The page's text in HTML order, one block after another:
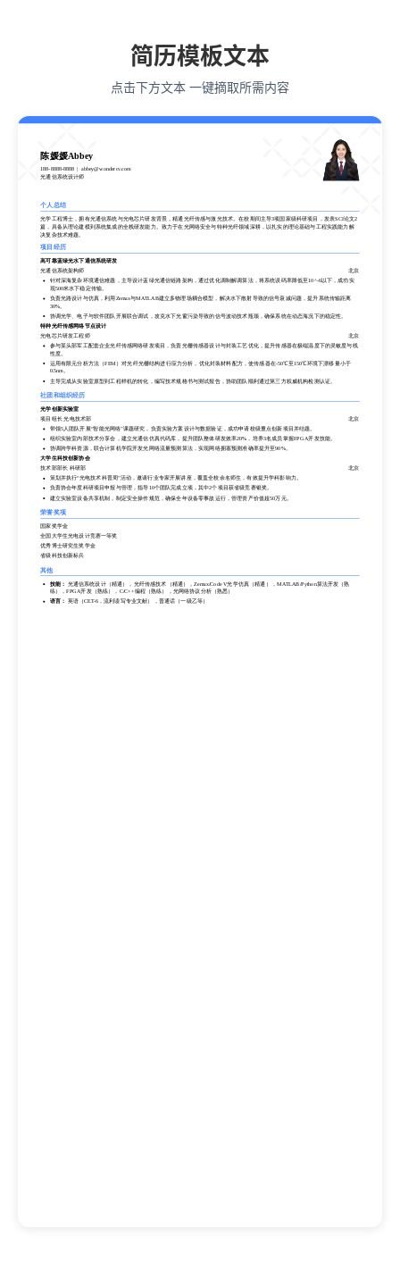
简历模板文本
点击下方文本 一键摘取所需内容
陈媛媛Abbey
188-8888-8888 abbey@wondercv.com
光通信系统设计师
个人总结
光学工程博士，拥有光通信系统与光电芯片研发背景，精通光纤传感与激光技术。在校期间主导3项国家级科研项目，发表SCI论文2
篇，具备从理论建模到系统集成的全栈研发能力。致力于在光网络安全与特种光纤领域深耕，以扎实的理论基础与工程实践能力解
决复杂技术难题。
项目经历
高可靠蓝绿光水下通信系统研发
光通信系统架构师
北京
针对深海复杂环境通信难题，主导设计蓝绿光通信链路架构，通过优化调制解调算法，将系统误码率降低至10^-6以下，成功实
现500米水下稳定传输。
负责光路设计与仿真，利用Zemax与MATLAB建立多物理场耦合模型，解决水下散射导致的信号衰减问题，提升系统传输距离
30%。
协调光学、电子与软件团队开展联合调试，攻克水下光窗污染导致的信号波动技术瓶颈，确保系统在动态海况下的稳定性。
特种光纤传感网络节点设计
光电芯片研发工程师
北京
参与某头部军工配套企业光纤传感网络研发项目，负责光栅传感器设计与封装工艺优化，提升传感器在极端温度下的灵敏度与线
性度。
运用有限元分析方法（FEM）对光纤光栅结构进行应力分析，优化封装材料配方，使传感器在-50℃至150℃环境下漂移量小于
0.5nm。
主导完成从实验室原型到工程样机的转化，编写技术规格书与测试报告，协助团队顺利通过第三方权威机构检测认证。
社团和组织经历
光学创新实验室
项目组长 光电技术部
北京
带领5人团队开展“智能光网络”课题研究，负责实验方案设计与数据验证，成功申请校级重点创新项目并结题。
组织实验室内部技术分享会，建立光通信仿真代码库，提升团队整体研发效率20%，培养3名成员掌握FPGA开发技能。
协调跨学科资源，联合计算机学院开发光网络流量预测算法，实现网络拥塞预测准确率提升至90%。
大学生科技创新协会
技术部部长 科研部
北京
策划并执行“光电技术科普周”活动，邀请行业专家开展讲座，覆盖全校余名师生，有效提升学科影响力。
负责协会年度科研项目申报与管理，指导10个团队完成立项，其中2个项目获省级竞赛银奖。
建立实验室设备共享机制，制定安全操作规范，确保全年设备零事故运行，管理资产价值超50万元。
荣誉奖项
国家奖学金
全国大学生光电设计竞赛一等奖
优秀博士研究生奖学金
省级科技创新标兵
其他
技能： 光通信系统设计（精通），光纤传感技术（精通），Zemax/Code V光学仿真（精通），MATLAB/Python算法开发（熟
练），FPGA开发（熟练），C/C++编程（熟练），光网络协议分析（熟悉）
语言： 英语（CET-6，流利读写专业文献），普通话（一级乙等）